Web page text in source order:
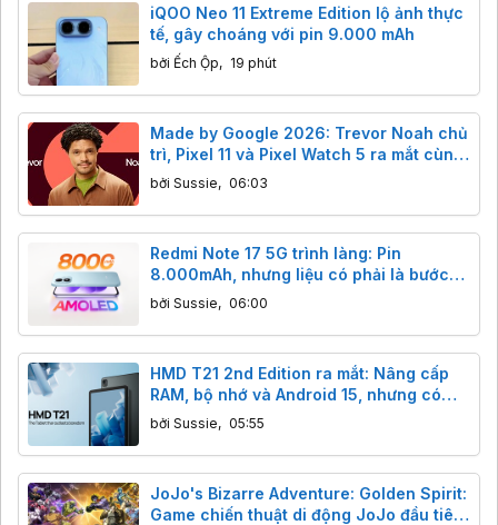
iQOO Neo 11 Extreme Edition lộ ảnh thực
tế, gây choáng với pin 9.000 mAh
bởi Ếch Ộp, 19 phút
Made by Google 2026: Trevor Noah chủ
trì, Pixel 11 và Pixel Watch 5 ra mắt cùng
dàn sao đình đám.
bởi Sussie, 06:03
Redmi Note 17 5G trình làng: Pin
8.000mAh, nhưng liệu có phải là bước
lùi?
bởi Sussie, 06:00
HMD T21 2nd Edition ra mắt: Nâng cấp
RAM, bộ nhớ và Android 15, nhưng có
đáng tiền?
bởi Sussie, 05:55
JoJo's Bizarre Adventure: Golden Spirit:
Game chiến thuật di động JoJo đầu tiên